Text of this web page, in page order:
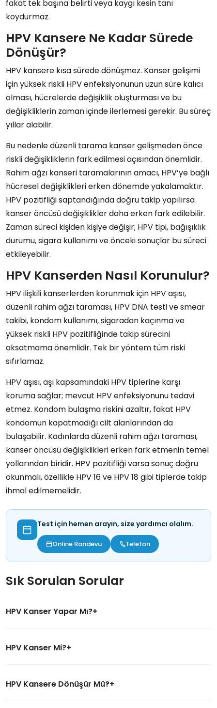
fakat tek başına belirti veya kaygı kesin tanı
koydurmaz.
HPV Kansere Ne Kadar Sürede
Dönüşür?
HPV kansere kısa sürede dönüşmez. Kanser gelişimi
için yüksek riskli HPV enfeksiyonunun uzun süre kalıcı
olması, hücrelerde değişiklik oluşturması ve bu
değişikliklerin zaman içinde ilerlemesi gerekir. Bu süreç
yıllar alabilir.
Bu nedenle düzenli tarama kanser gelişmeden önce
riskli değişikliklerin fark edilmesi açısından önemlidir.
Rahim ağzı kanseri taramalarının amacı, HPV’ye bağlı
hücresel değişiklikleri erken dönemde yakalamaktır.
HPV pozitifliği saptandığında doğru takip yapılırsa
kanser öncüsü değişiklikler daha erken fark edilebilir.
Zaman süreci kişiden kişiye değişir; HPV tipi, bağışıklık
durumu, sigara kullanımı ve önceki sonuçlar bu süreci
etkileyebilir.
HPV Kanserden Nasıl Korunulur?
HPV ilişkili kanserlerden korunmak için HPV aşısı,
düzenli rahim ağzı taraması, HPV DNA testi ve smear
takibi, kondom kullanımı, sigaradan kaçınma ve
yüksek riskli HPV pozitifliğinde takip sürecini
aksatmama önemlidir. Tek bir yöntem tüm riski
sıfırlamaz.
HPV aşısı, aşı kapsamındaki HPV tiplerine karşı
koruma sağlar; mevcut HPV enfeksiyonunu tedavi
etmez. Kondom bulaşma riskini azaltır, fakat HPV
kondomun kapatmadığı cilt alanlarından da
bulaşabilir. Kadınlarda düzenli rahim ağzı taraması,
kanser öncüsü değişiklikleri erken fark etmenin temel
yollarından biridir. HPV pozitifliği varsa sonuç doğru
okunmalı, özellikle HPV 16 ve HPV 18 gibi tiplerde takip
ihmal edilmemelidir.
Test için hemen arayın, size yardımcı olalım.
Online Randevu Telefon
Sık Sorulan Sorular
HPV Kanser Yapar Mı?
HPV Kanser Mi?
HPV Kansere Dönüşür Mü?